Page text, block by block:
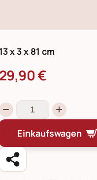
13 x 3 x 81 cm
29,90 €
Einkaufswagen